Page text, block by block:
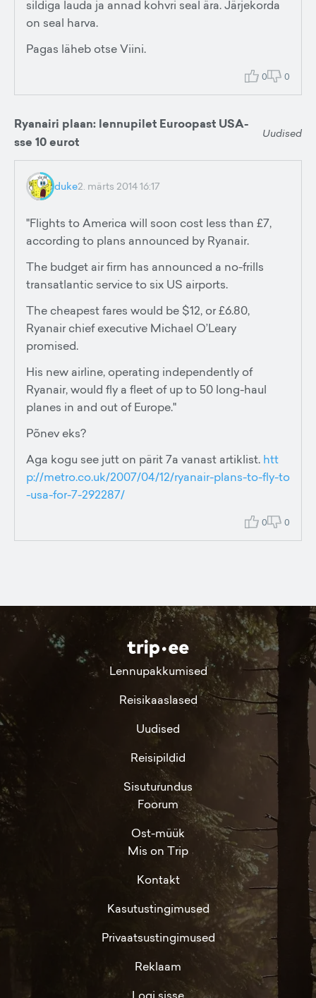
sildiga lauda ja annad kohvri seal ära. Järjekorda
on seal harva.
Pagas läheb otse Viini.
0 0
Ryanairi plaan: lennupilet Euroopast USA-
sse 10 eurot
Uudised
duke2. märts 2014 16:17
"Flights to America will soon cost less than £7,
according to plans announced by Ryanair.
The budget air firm has announced a no-frills
transatlantic service to six US airports.
The cheapest fares would be $12, or £6.80,
Ryanair chief executive Michael O’Leary
promised.
His new airline, operating independently of
Ryanair, would fly a fleet of up to 50 long-haul
planes in and out of Europe."
Põnev eks?
Aga kogu see jutt on pärit 7a vanast artiklist. htt
p://metro.co.uk/2007/04/12/ryanair-plans-to-fly-to
-usa-for-7-292287/
0 0
Lennupakkumised
Reisikaaslased
Uudised
Reisipildid
Sisuturundus
Foorum
Ost-müük
Mis on Trip
Kontakt
Kasutustingimused
Privaatsustingimused
Reklaam